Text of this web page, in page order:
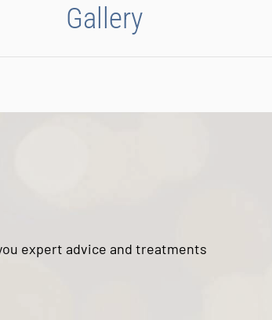
Gallery
expert advice and treatments